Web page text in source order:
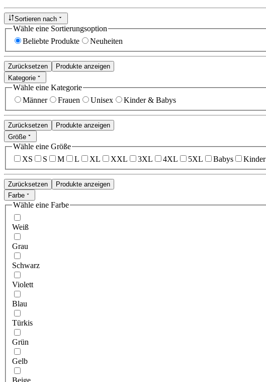
Sortieren nach
Wähle eine Sortierungsoption
Beliebte Produkte
Neuheiten
Zurücksetzen
Produkte anzeigen
Kategorie
Wähle eine Kategorie
Männer
Frauen Unisex Kinder & Babys
Zurücksetzen
Produkte anzeigen
Größe
Wähle eine Größe
XS
S M L XL XXL 3XL 4XL 5XL Babys Kinder
Zurücksetzen
Produkte anzeigen
Farbe
Wähle eine Farbe
Weiß
Grau
Schwarz
Violett
Blau
Türkis
Grün
Gelb
Beige